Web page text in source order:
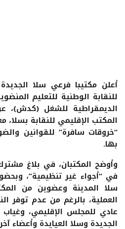
أعلن مكتيبا فرعي سلا الجديدة
للنقابة الوطنية للتعليم
الديمقراطية للشغل (كدش)،
المكتب الإقليمي للنقابة بسلا،
“خروقات سافرة” للقوانين
بها.
وأوضح المكتبان، في بلاغ
في “أجواء غير تنظيمية”،
سلا المدينة وعضوين من
العملية، بالرغم من عدم توفر
عادي للمجلس الإقليمي،
الجديدة وسلا العيايدة وأعضاء